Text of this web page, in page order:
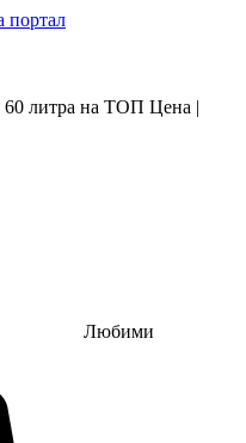
60 литра на ТОП Цена |
Любими